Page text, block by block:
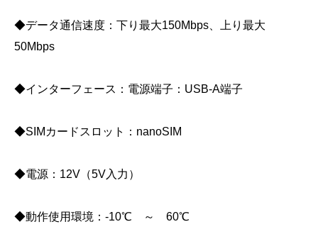
◆データ通信速度：下り最大150Mbps、上り最大
50Mbps
◆インターフェース：電源端子：USB-A端子
◆SIMカードスロット：nanoSIM
◆電源：12V（5V入力）
◆動作使用環境：-10℃ ～ 60℃